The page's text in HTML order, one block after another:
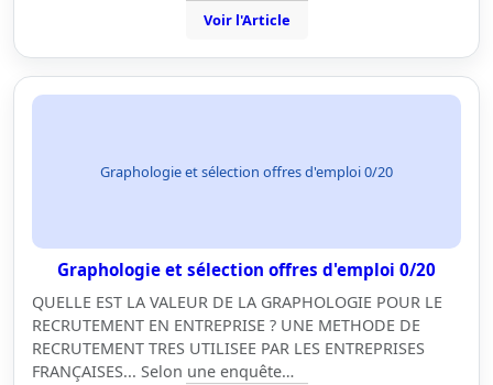
Voir l'Article
Graphologie et sélection offres d'emploi 0/20
Graphologie et sélection offres d'emploi 0/20
QUELLE EST LA VALEUR DE LA GRAPHOLOGIE POUR LE
RECRUTEMENT EN ENTREPRISE ? UNE METHODE DE
RECRUTEMENT TRES UTILISEE PAR LES ENTREPRISES
FRANÇAISES... Selon une enquête…